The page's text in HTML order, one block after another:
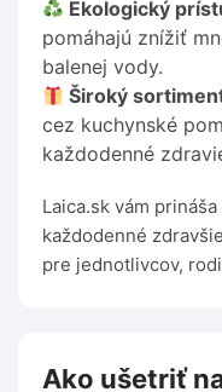
Ekologický
pomáhajú znížiť
balenej vody.
Široký
cez kuchynské
každodenné
Laica.sk vám
každodenné
pre jednotlivcov,
Ako ušetriť